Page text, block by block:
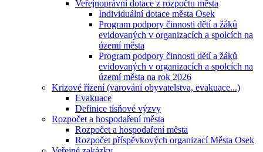
Veřejnoprávní dotace z rozpočtu města
Individuální dotace města Osek
Program podpory činnosti dětí a žáků
evidovaných v organizacích a spolcích na
území města
Program podpory činnosti dětí a žáků
evidovaných v organizacích a spolcích na
území města na rok 2026
Krizové řízení (varování obyvatelstva, evakuace...)
Evakuace
Definice tísňové výzvy
Rozpočet a hospodaření města
Rozpočet a hospodaření města
Rozpočet příspěvkových organizací Města Osek